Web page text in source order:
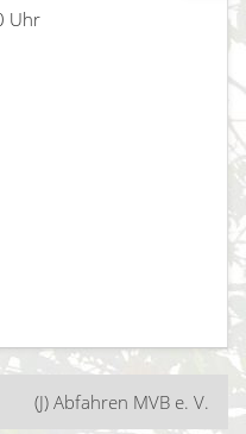
Uhr
(J) Abfahren MVB e. V.